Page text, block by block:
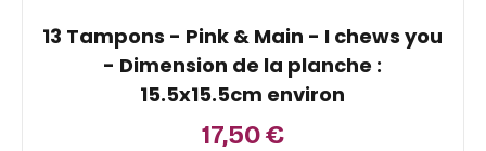
13 Tampons - Pink & Main - I chews you
- Dimension de la planche :
15.5x15.5cm environ
17,50€